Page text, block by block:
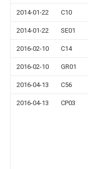
2014-01-22 C10
2014-01-22 SE01
2016-02-10 C14
2016-02-10 GR01
2016-04-13 C56
2016-04-13 CP03